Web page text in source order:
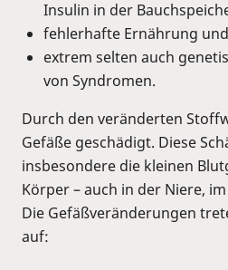
Insulin in der
fehlerhafte Ernährung und
extrem selten auch
von Syndromen.
Durch den veränderten
Gefäße geschädigt. Diese
insbesondere die kleinen
Körper – auch in der Niere,
Die Gefäßveränderungen
auf: